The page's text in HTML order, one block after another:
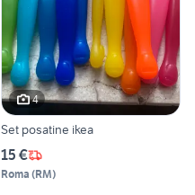
4
Set posatine ikea
15 €
Roma (RM)